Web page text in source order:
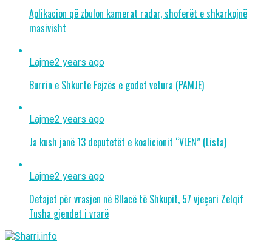
Aplikacion që zbulon kamerat radar, shoferët e shkarkojnë
masivisht
Lajme2 years ago
Burrin e Shkurte Fejzës e godet vetura (PAMJE)
Lajme2 years ago
Ja kush janë 13 deputetët e koalicionit “VLEN” (Lista)
Lajme2 years ago
Detajet për vrasjen në Bllacë të Shkupit, 57 vjeçari Zelqif
Tusha gjendet i vrarë